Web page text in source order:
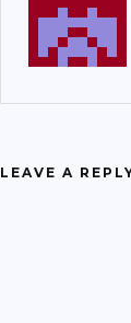
LEAVE A